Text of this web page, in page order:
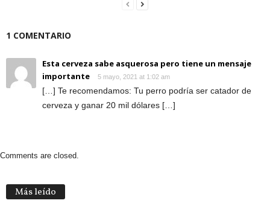
1 COMENTARIO
Esta cerveza sabe asquerosa pero tiene un mensaje
importante
5 mayo, 2021 at 1:02 am
[…] Te recomendamos: Tu perro podría ser catador de
cerveza y ganar 20 mil dólares […]
Comments are closed.
Más leído